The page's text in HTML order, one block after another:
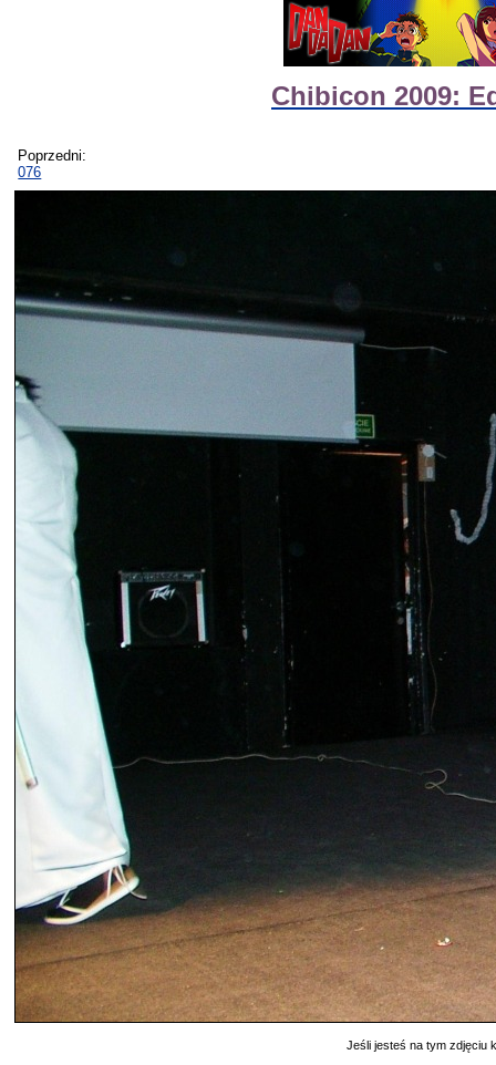
Chibicon 2009:
Poprzedni:
076
Jeśli jesteś na tym zdjęciu